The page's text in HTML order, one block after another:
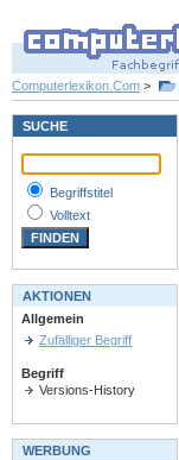
Computerlexikon.Com >
SUCHE
Begriffstitel
Volltext
AKTIONEN
Allgemein
Zufälliger Begriff
Begriff
Versions-History
WERBUNG